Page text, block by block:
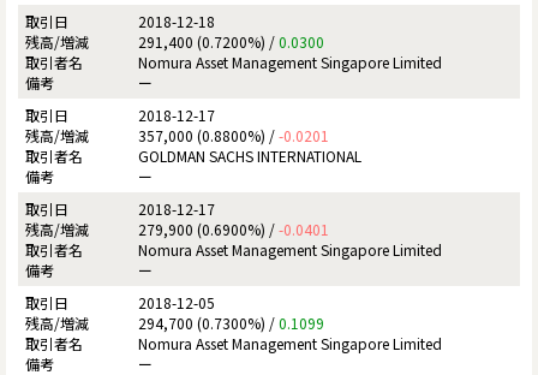
2018-12-18
291,400 (0.7200%) /0.0300
Nomura Asset Management Singapore Limited
ー
2018-12-17
357,000 (0.8800%) /-0.0201
GOLDMAN SACHS INTERNATIONAL
ー
2018-12-17
279,900 (0.6900%) /-0.0401
Nomura Asset Management Singapore Limited
ー
2018-12-05
294,700 (0.7300%) /0.1099
Nomura Asset Management Singapore Limited
ー